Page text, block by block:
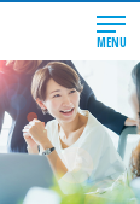
MENU